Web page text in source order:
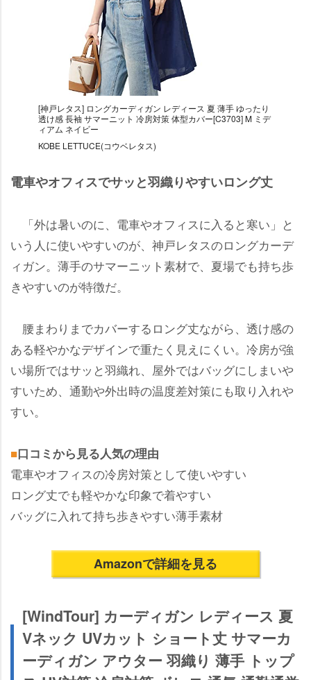
[神戸レタス] ロングカーディガン レディース 夏 薄手 ゆったり
透け感 長袖 サマーニット 冷房対策 体型カバー[C3703] M ミデ
ィアム ネイビー
KOBE LETTUCE(コウベレタス)
電車やオフィスでサッと羽織りやすいロング丈
「外は暑いのに、電車やオフィスに入ると寒い」と
いう人に使いやすいのが、神戸レタスのロングカーデ
ィガン。薄手のサマーニット素材で、夏場でも持ち歩
きやすいのが特徴だ。
腰まわりまでカバーするロング丈ながら、透け感の
ある軽やかなデザインで重たく見えにくい。冷房が強
い場所ではサッと羽織れ、屋外ではバッグにしまい
すいため、通勤や外出時の温度差対策にも取り入れ
すい。
■口コミから見る人気の理由
電車やオフィスの冷房対策として使いやすい
ロング丈でも軽やかな印象で着やすい
バッグに入れて持ち歩きやすい薄手素材
Amazonで詳細を見る
[WindTour] カーディガン レディース 夏
Vネック UVカット ショート丈 サマーカ
ーディガン アウター 羽織り 薄手 トップ